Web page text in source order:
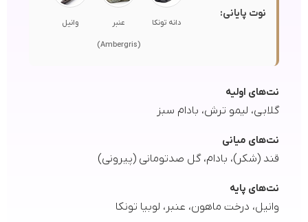
نوت پایانی:
دانه تونکا عنبر
(Ambergris)
وانیل
نت‌های اولیه
گلابی، لیمو ترش، بادام سبز
نت‌های میانی
قند (شکر)، بادام، گل صدتومانی (پیرونی)
نت‌های پایه
وانیل، درخت ماهون، عنبر، لوبیا تونکا